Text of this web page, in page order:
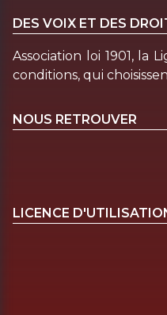
DES VOIX ET DES
Association loi 1901, la
conditions, qui
NOUS RETROUVER
LICENCE